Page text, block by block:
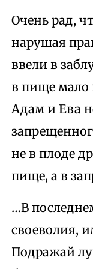
Очень рад,
нарушая
ввели в
в пище мало
Адам и Ева
не в плоде
пище, а в
…В
своеволия,
Подражай